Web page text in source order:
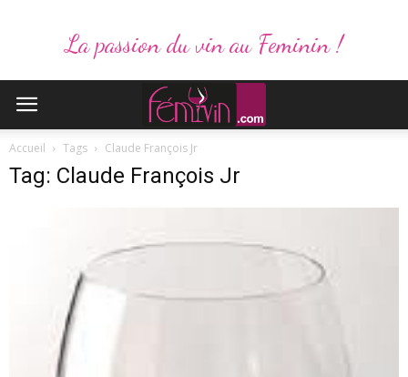
La passion du vin au Feminin !
Accueil Tags Claude François Jr
Tag: Claude François Jr